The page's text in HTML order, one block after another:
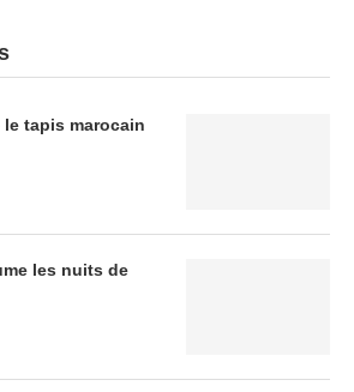
tapis marocain
les nuits de